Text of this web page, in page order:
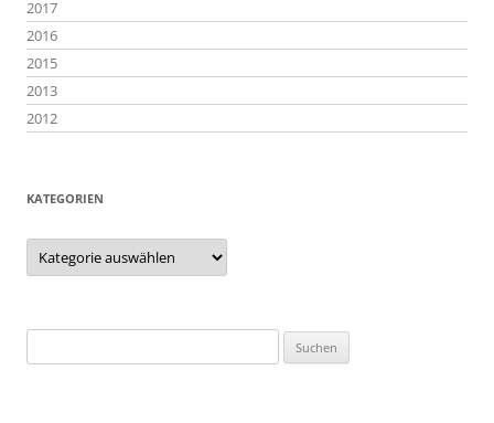
2017
2016
2015
2013
2012
KATEGORIEN
Kategorien
nach: